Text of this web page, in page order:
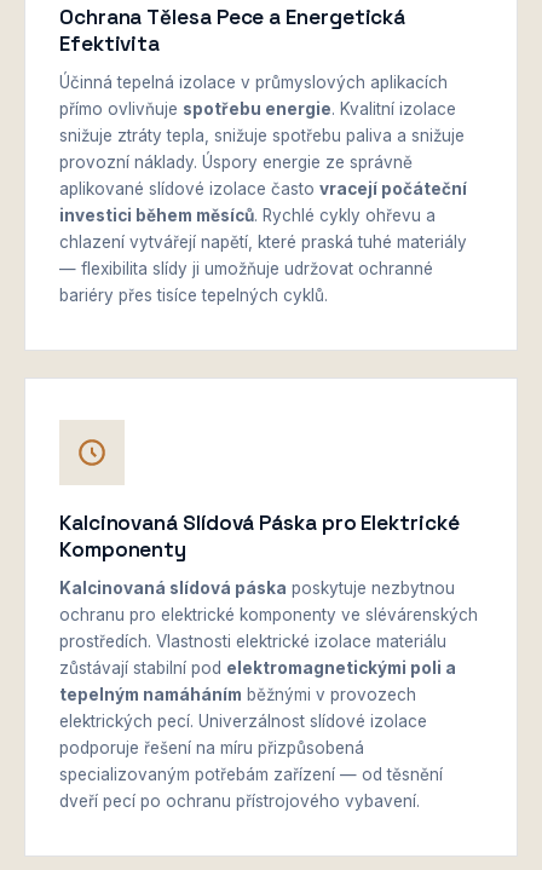
Ochrana Tělesa Pece a Energetická
Efektivita
Účinná tepelná izolace v průmyslových aplikacích
přímo ovlivňuje spotřebu energie. Kvalitní izolace
snižuje ztráty tepla, snižuje spotřebu paliva a snižuje
provozní náklady. Úspory energie ze správně
aplikované slídové izolace často vracejí počáteční
investici během měsíců. Rychlé cykly ohřevu a
chlazení vytvářejí napětí, které praská tuhé materiály
— flexibilita slídy ji umožňuje udržovat ochranné
bariéry přes tisíce tepelných cyklů.
Kalcinovaná Slídová Páska pro Elektrické
Komponenty
Kalcinovaná slídová páska poskytuje nezbytnou
ochranu pro elektrické komponenty ve slévárenských
prostředích. Vlastnosti elektrické izolace materiálu
zůstávají stabilní pod elektromagnetickými poli a
tepelným namáháním běžnými v provozech
elektrických pecí. Univerzálnost slídové izolace
podporuje řešení na míru přizpůsobená
specializovaným potřebám zařízení — od těsnění
dveří pecí po ochranu přístrojového vybavení.